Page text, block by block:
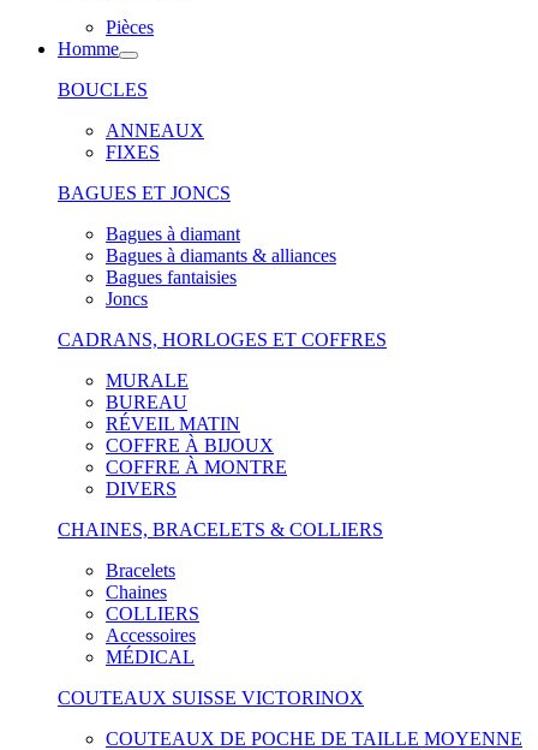
Pièces
Homme
BOUCLES
ANNEAUX
FIXES
BAGUES ET JONCS
Bagues à diamant
Bagues à diamants & alliances
Bagues fantaisies
Joncs
CADRANS, HORLOGES ET COFFRES
MURALE
BUREAU
RÉVEIL MATIN
COFFRE À BIJOUX
COFFRE À MONTRE
DIVERS
CHAINES, BRACELETS & COLLIERS
Bracelets
Chaines
COLLIERS
Accessoires
MÉDICAL
COUTEAUX SUISSE VICTORINOX
COUTEAUX DE POCHE DE TAILLE MOYENNE